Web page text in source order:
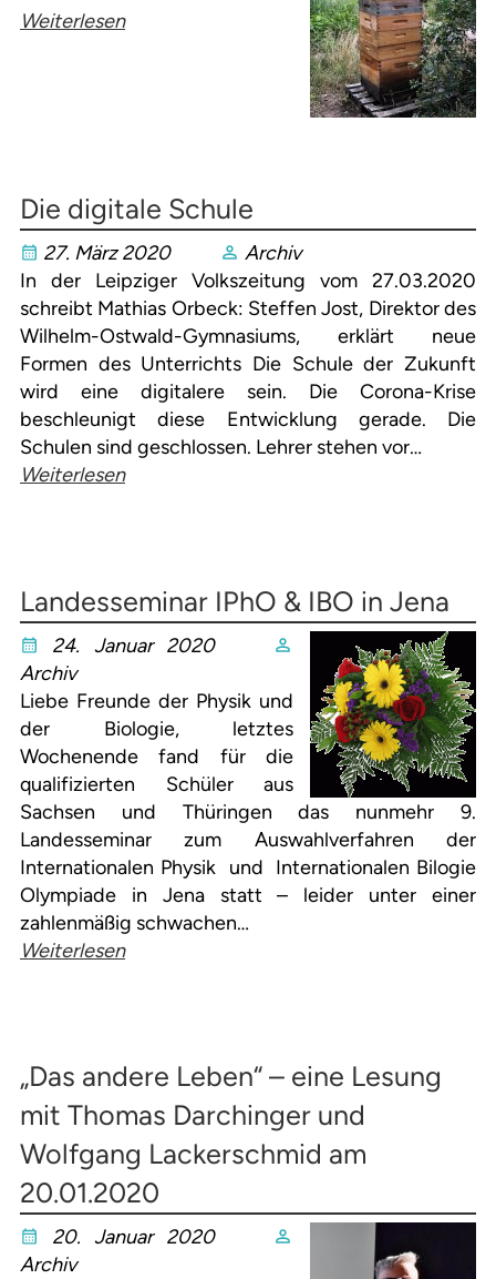
Weiterlesen
Die digitale Schule
27. März 2020
Archiv
In der Leipziger Volkszeitung vom 27.03.2020
schreibt Mathias Orbeck: Steffen Jost, Direktor des
Wilhelm-Ostwald-Gymnasiums, erklärt neue
Formen des Unterrichts Die Schule der Zukunft
wird eine digitalere sein. Die Corona-Krise
beschleunigt diese Entwicklung gerade. Die
Schulen sind geschlossen. Lehrer stehen vor…
Weiterlesen
Landesseminar IPhO & IBO in Jena
24. Januar 2020
Archiv
Liebe Freunde der Physik und
der Biologie, letztes
Wochenende fand für die
qualifizierten Schüler aus
Sachsen und Thüringen das nunmehr 9.
Landesseminar zum Auswahlverfahren der
Internationalen Physik und Internationalen Bilogie
Olympiade in Jena statt – leider unter einer
zahlenmäßig schwachen…
Weiterlesen
„Das andere Leben“ – eine Lesung
mit Thomas Darchinger und
Wolfgang Lackerschmid am
20.01.2020
20. Januar 2020
Archiv